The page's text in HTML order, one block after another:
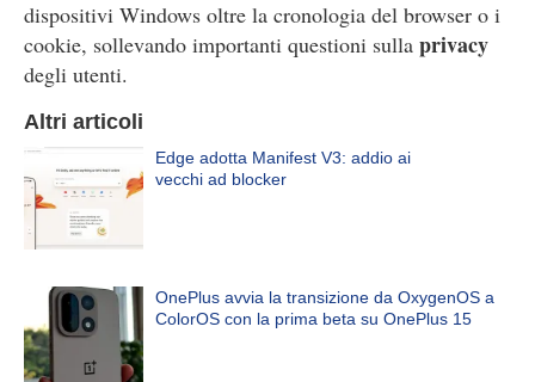
dispositivi Windows oltre la cronologia del browser o i
cookie, sollevando importanti questioni sulla privacy
degli utenti.
Altri articoli
Edge adotta Manifest V3: addio ai
vecchi ad blocker
OnePlus avvia la transizione da OxygenOS a
ColorOS con la prima beta su OnePlus 15